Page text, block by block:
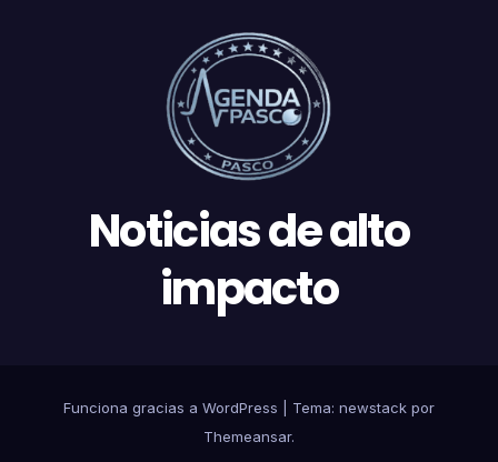
Noticias de alto
impacto
Funciona gracias a WordPress
Tema: newstack por
Themeansar.